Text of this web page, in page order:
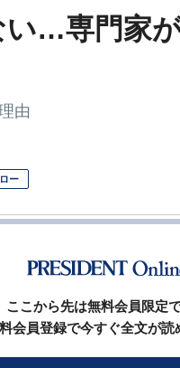
い…専門家
由
ー
ここから先は無料会員限定で
会員登録で今すぐ全文が読